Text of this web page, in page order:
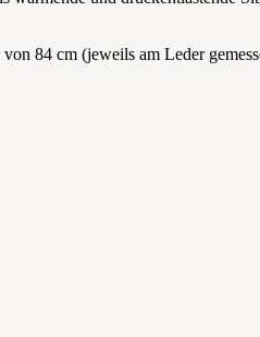
84 cm (jeweils am Leder